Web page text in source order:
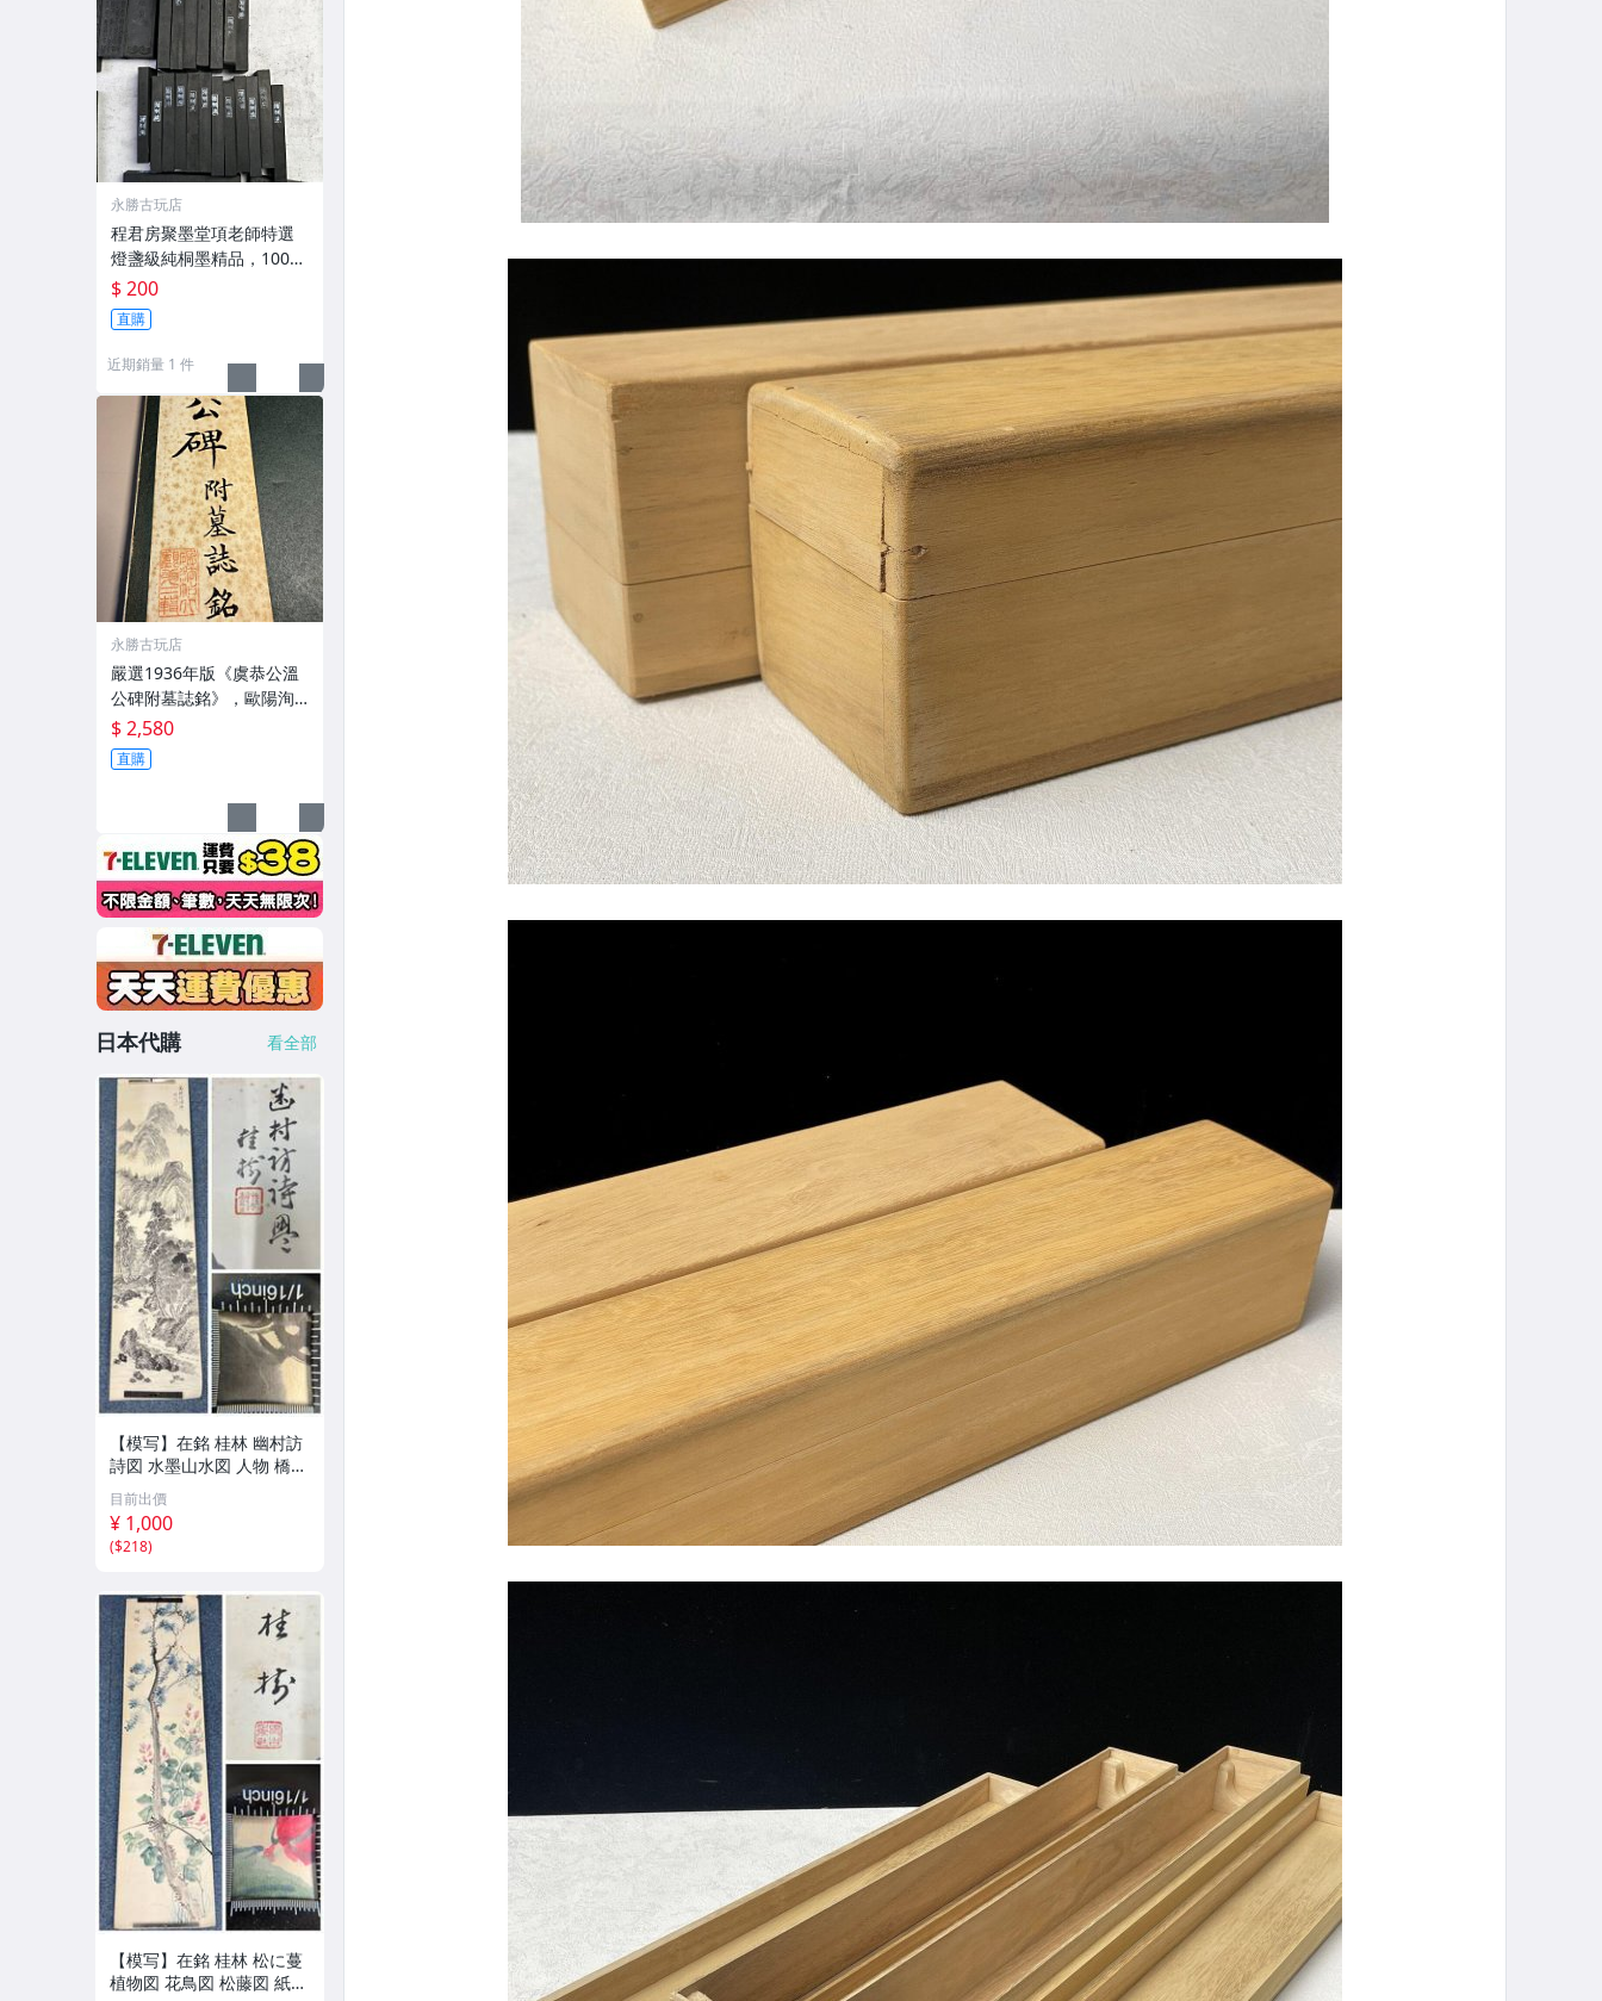
永勝古玩店
程君房聚墨堂項老師特選
燈盞級純桐墨精品，100克
以上，檀香墨質細膩黑亮
藍紫光放 檢驗嚴選推薦 燈
盞級墨 放藍紫光 檢驗嚴選
$ 200
直購
近期銷量 1 件
永勝古玩店
嚴選1936年版《虞恭公溫
公碑附墓誌銘》，歐陽洵
親筆手跡，典藏歷史與書
法珍品 唐史研究 碑刻藝術
田中和市版
$ 2,580
直購
日本代購 看全部
【模写】在銘 桂林 幽村訪
詩図 水墨山水図 人物 橋
紙本 まくり 132×32㎝ 古
玩 骨董 古美術 掛け軸 書
画 日本画 水墨 紙本掛軸
(K30168)
目前出價
¥ 1,000
($218)
【模写】在銘 桂林 松に蔓
植物図 花鳥図 松藤図 紙本